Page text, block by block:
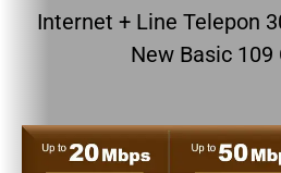
Internet + Line Telepon
New Basic 109